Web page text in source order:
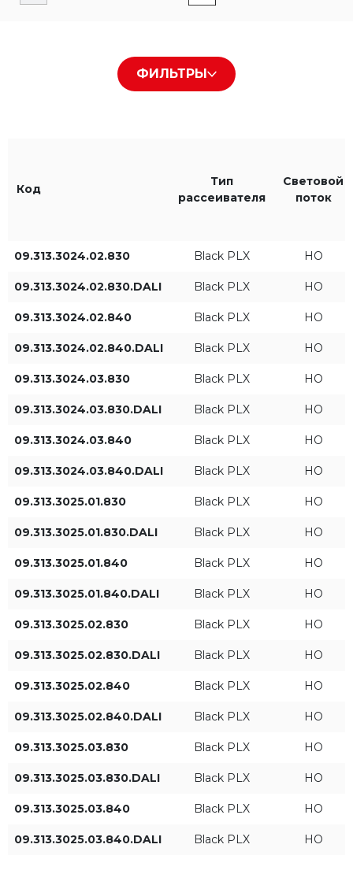
Цвет корпуса
Белый RAL9016
Цвет света
830
IP
IP20
HO
[Вт]
светильника [лм]
Длина (FT DI)
2fT
4fT
Тип управления
ON/OFF
ФИЛЬТРЫ
Код
Тип
рассеивателя
Световой
поток
09.313.3024.02.830 Black PLX HO
09.313.3024.02.830.DALI Black PLX HO
09.313.3024.02.840 Black PLX HO
09.313.3024.02.840.DALI Black PLX HO
09.313.3024.03.830 Black PLX HO
09.313.3024.03.830.DALI Black PLX HO
09.313.3024.03.840 Black PLX HO
09.313.3024.03.840.DALI Black PLX HO
09.313.3025.01.830 Black PLX HO
09.313.3025.01.830.DALI Black PLX HO
09.313.3025.01.840 Black PLX HO
09.313.3025.01.840.DALI Black PLX HO
09.313.3025.02.830 Black PLX HO
09.313.3025.02.830.DALI Black PLX HO
09.313.3025.02.840 Black PLX HO
09.313.3025.02.840.DALI Black PLX HO
09.313.3025.03.830 Black PLX HO
09.313.3025.03.830.DALI Black PLX HO
09.313.3025.03.840 Black PLX HO
09.313.3025.03.840.DALI Black PLX HO